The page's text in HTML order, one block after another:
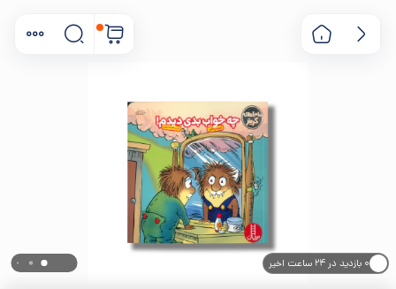
۰ بازدید در ۲۴ ساعت اخیر